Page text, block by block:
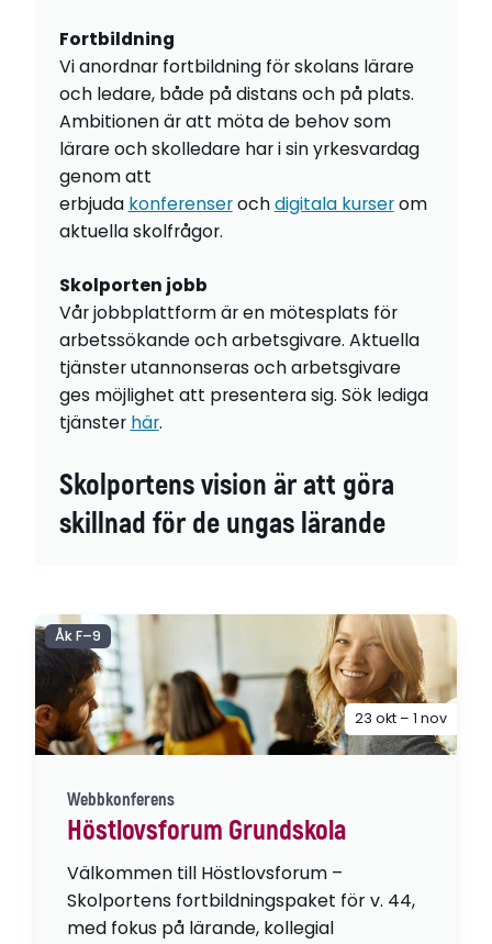
Fortbildning
Vi anordnar fortbildning för skolans lärare
och ledare, både på distans och på plats.
Ambitionen är att möta de behov som
lärare och skolledare har i sin yrkesvardag
genom att
erbjuda konferenserochdigitala kurserom
aktuella skolfrågor.
Skolporten jobb
Vår jobbplattform är en mötesplats för
arbetssökande och arbetsgivare. Aktuella
tjänster utannonseras och arbetsgivare
ges möjlighet att presentera sig. Sök lediga
tjänster här.
Skolportens vision är att göra
skillnad för de ungas lärande
Webbkonferens
Höstlovsforum Grundskola
Välkommen till Höstlovsforum –
Skolportens fortbildningspaket för v. 44,
med fokus på lärande, kollegial
Åk F–9
23 okt – 1 nov